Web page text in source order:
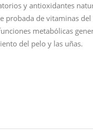
y antioxidantes
probada de vitaminas
metabólicas
del pelo y las uñas.